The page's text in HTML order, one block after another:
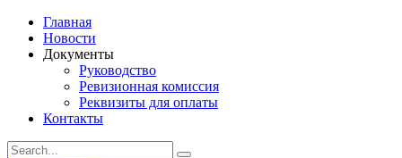
Главная
Новости
Документы
Руководство
Ревизионная комиссия
Реквизиты для оплаты
Контакты